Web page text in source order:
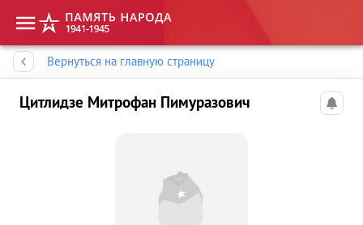
Вернуться на главную страницу
Цитлидзе Митрофан Пимуразович
Память народа